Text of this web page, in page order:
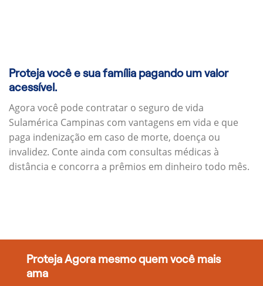
Proteja você e sua família pagando um valor
acessível.
Agora você pode contratar o seguro de vida
Sulamérica Campinas com vantagens em vida e que
paga indenização em caso de morte, doença ou
invalidez. Conte ainda com consultas médicas à
distância e concorra a prêmios em dinheiro todo mês.
Proteja Agora mesmo quem você mais
ama